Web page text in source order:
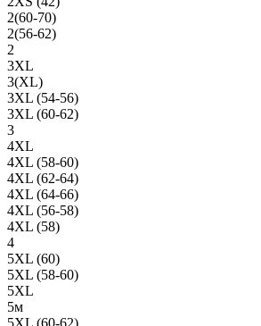
2(60-70)
2(56-62)
2
3XL
3(XL)
3XL (54-56)
3XL (60-62)
3
4XL
4XL (58-60)
4XL (62-64)
4XL (64-66)
4XL (56-58)
4XL (58)
4
5XL (60)
5XL (58-60)
5XL
5м
5XL (60-62)